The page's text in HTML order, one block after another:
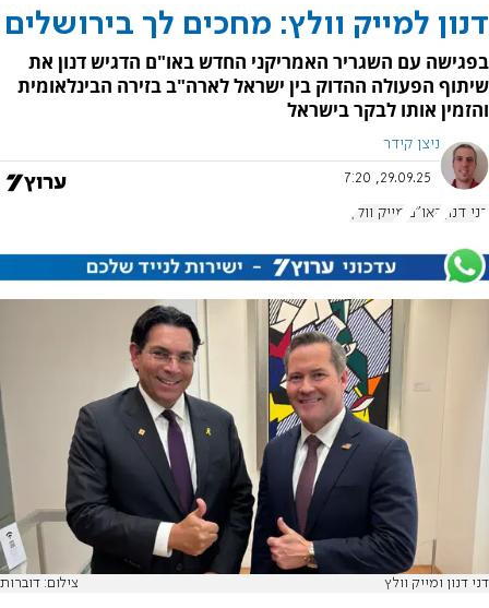
דנון למייק וולץ: מחכים לך בירושלים
בפגישה עם השגריר האמריקני החדש באו"ם הדגיש דנון את
שיתוף הפעולה ההדוק בין ישראל לארה"ב בזירה הבינלאומית
והזמין אותו לבקר בישראל
ניצן קידר
29.09.25, 7:20
דני דנון האו"ם מייק וולץ
דני דנון ומייק וולץ צילום: דוברות